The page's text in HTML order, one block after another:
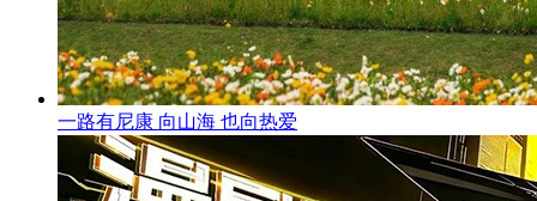
一路有尼康 向山海 也向热爱